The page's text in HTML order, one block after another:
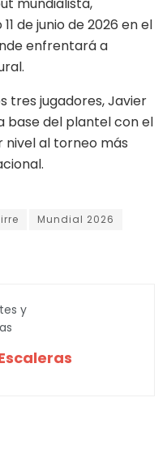
mundialista,
de junio de 2026 en el
enfrentará a
tres jugadores, Javier
base del plantel con el
nivel al torneo más
Mundial 2026